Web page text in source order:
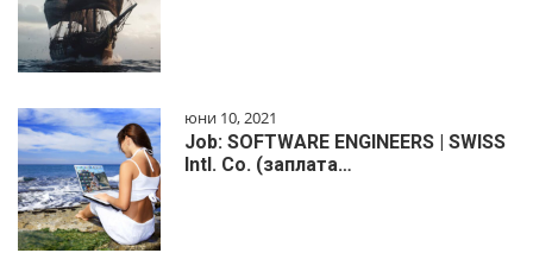
юни 10, 2021
Job: SOFTWARE ENGINEERS | SWISS
Intl. Co. (заплата…